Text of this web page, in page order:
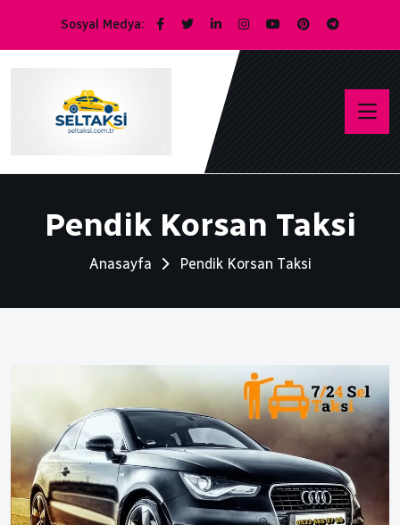
Sosyal Medya:
Pendik Korsan Taksi
Anasayfa Pendik Korsan Taksi